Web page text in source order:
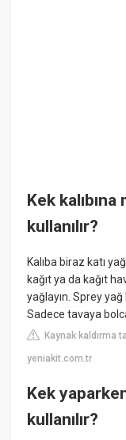
Kek
kullanılır?
Kalıba biraz katı
kağıt ya da kağıt
yağlayın. Sprey
Sadece tavaya
Kaynak kaldırma
yeniakit.com.tr
Kek
kullanılır?